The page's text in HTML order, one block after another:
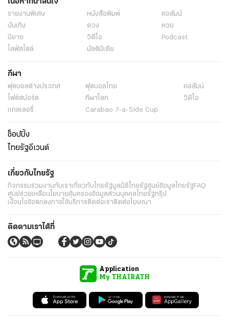
รายงานพิเศษ หนังสือพิมพ์
คอลัมน์
บันเทิง
ดวง
หวย
นิยาย
วิดีโอ
Podcast
ไลฟ์สไตล์
มัลติมีเดีย
กีฬา
ฟุตบอลต่่างประเทศ ฟุตบอลไทย
คอลัมน์
ไฟต์สปอร์ต
กีฬาโลก
วิดีโอ
แกลเลอรี่
Carabao 7-a-Side Cup
ช็อปปิ้ง
ไทยรัฐอีเวนต์
เกี่ยวกับไทยรัฐ
กิจกรรมร่วมงานกับเราเกี่ยวกับไทยรัฐมูลนิธิไทยรัฐศูนย์ข้อมูลไทยรัฐFAQ
ศูนย์ช่วยเหลือนโยบายคุ้มครองข้อมูลส่วนบุคคลไทยรัฐกรุ๊ป
เงื่อนไขข้อตกลงการใช้บริการติดต่อเราติดต่อโฆษณา
ติดตามเราได้ที่
Application
My THAIRATH